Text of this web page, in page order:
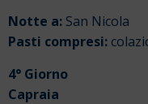
Notte a: San Nicola
Pasti compresi:
4° Giorno
Capraia